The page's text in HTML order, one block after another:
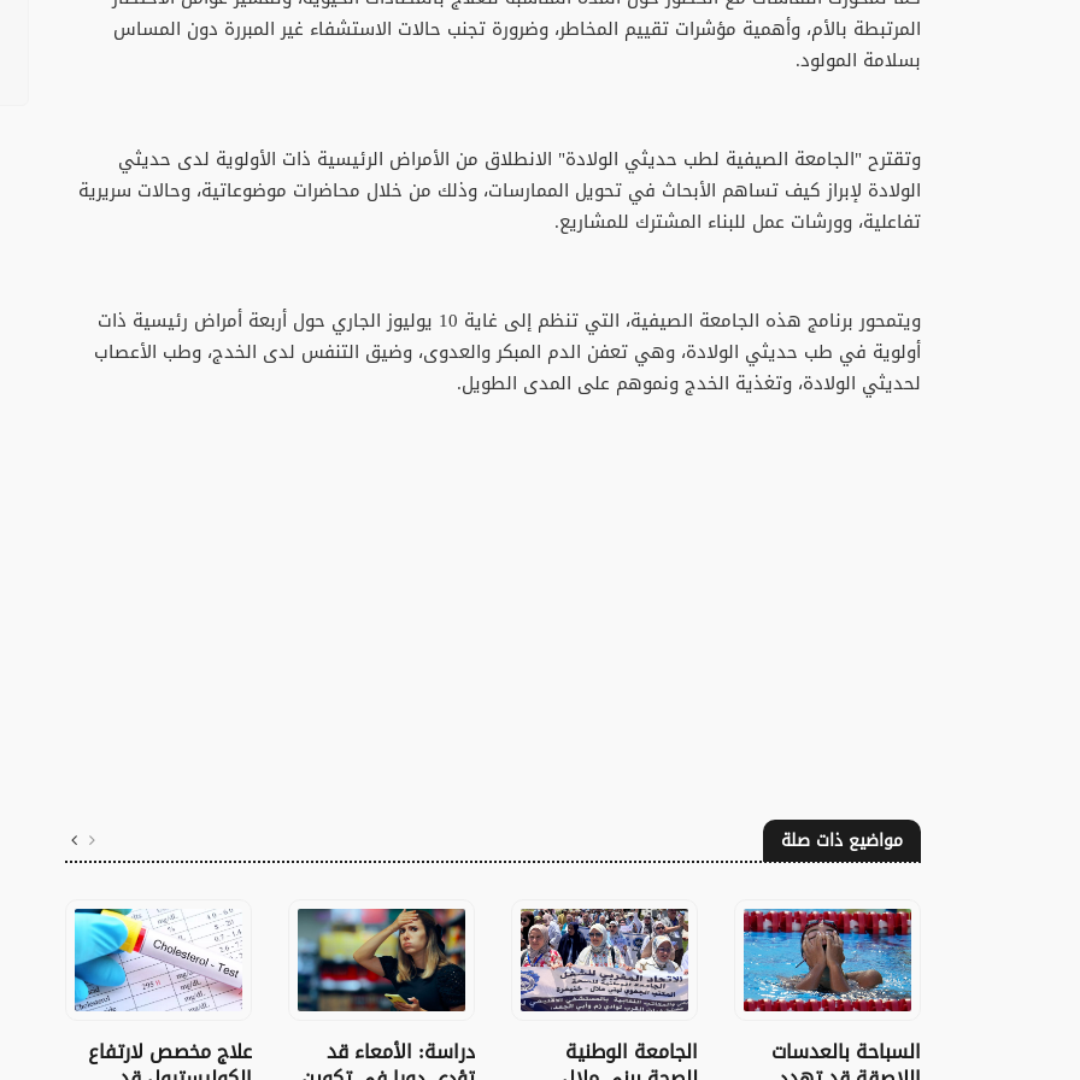
المرتبطة بالأم، وأهمية مؤشرات تقييم المخاطر، وضرورة تجنب حالات الاستشفاء غير المبررة دون المساس
بسلامة المولود.
وتقترح "الجامعة الصيفية لطب حديثي الولادة" الانطلاق من الأمراض الرئيسية ذات الأولوية لدى حديثي
الولادة لإبراز كيف تساهم الأبحاث في تحويل الممارسات، وذلك من خلال محاضرات موضوعاتية، وحالات سريرية
تفاعلية، وورشات عمل للبناء المشترك للمشاريع.
ويتمحور برنامج هذه الجامعة الصيفية، التي تنظم إلى غاية 10 يوليوز الجاري حول أربعة أمراض رئيسية ذات
أولوية في طب حديثي الولادة، وهي تعفن الدم المبكر والعدوى، وضيق التنفس لدى الخدج، وطب الأعصاب
لحديثي الولادة، وتغذية الخدج ونموهم على المدى الطويل.
مواضيع ذات صلة
السباحة بالعدسات الجامعة الوطنية دراسة: الأمعاء قد علاج مخصص لارتفاع